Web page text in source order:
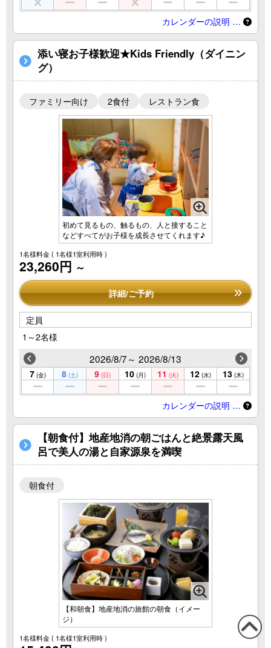
カレンダーの説明 …
添い寝お子様歓迎★Kids Friendly（ダイニン
グ）
ファミリー向け 2食付 レストラン食
初めて見るもの、触るもの、人と接すること
などすべてがお子様を成長させてくれます♪
1名様料金( 1名様1室利用時 )
23,260円 ～
詳細/ご予約
定員
1～2名様
2026/8/7～ 2026/8/13
7 (金) 8 (土) 9 (日) 10 (月) 11 (火) 12 (水) 13 (木)
カレンダーの説明 …
【朝食付】地産地消の朝ごはんと絶景露天風
呂で美人の湯と自家源泉を満喫
朝食付
【和朝食】地産地消の旅館の朝食（イメー
ジ）
1名様料金( 1名様1室利用時 )